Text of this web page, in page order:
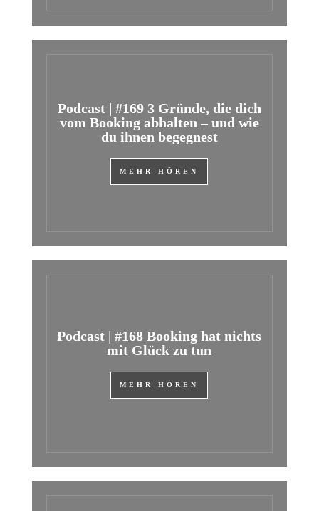
Podcast | #169 3 Gründe, die dich
vom Booking abhalten – und wie
du ihnen begegnest
MEHR HÖREN
Podcast | #168 Booking hat nichts
mit Glück zu tun
MEHR HÖREN